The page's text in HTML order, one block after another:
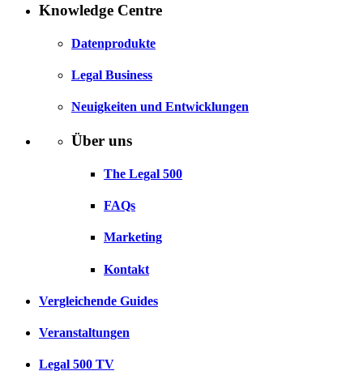
Knowledge Centre
Datenprodukte
Legal Business
Neuigkeiten und Entwicklungen
Über uns
The Legal 500
FAQs
Marketing
Kontakt
Vergleichende Guides
Veranstaltungen
Legal 500 TV